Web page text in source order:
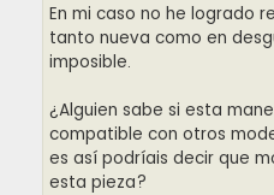
En mi caso no he logrado
tanto nueva como en
imposible.
¿Alguien sabe si esta
compatible con otros
es así podríais decir que
esta pieza?